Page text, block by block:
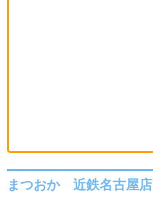
まつおか近鉄名古屋店